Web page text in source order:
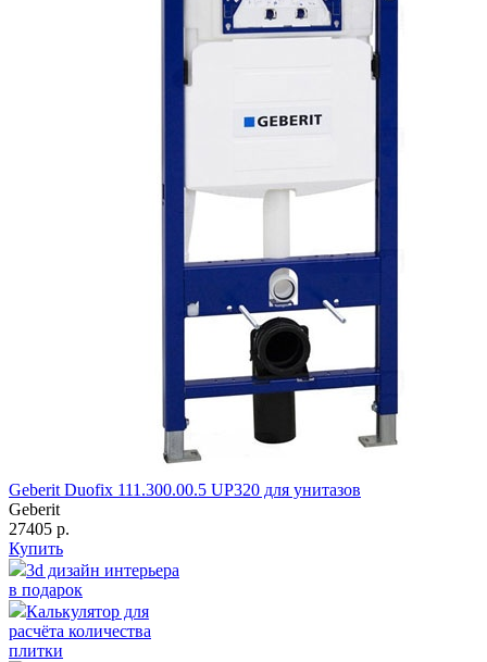
Geberit Duofix 111.300.00.5 UP320 для унитазов
Geberit
27405 р.
Купить
3d дизайн интерьера
в подарок
Калькулятор для
расчёта количества
плитки